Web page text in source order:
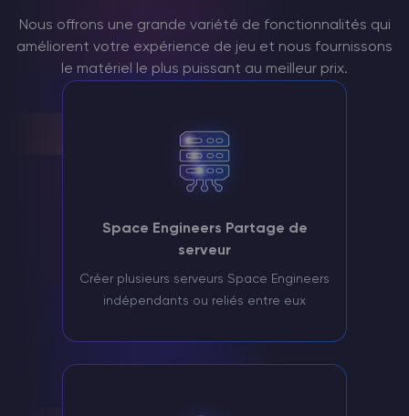
Nous offrons une grande variété de fonctionnalités qui
améliorent votre expérience de jeu et nous fournissons
le matériel le plus puissant au meilleur prix.
Space Engineers Partage de
serveur
Créer plusieurs serveurs Space Engineers
indépendants ou reliés entre eux